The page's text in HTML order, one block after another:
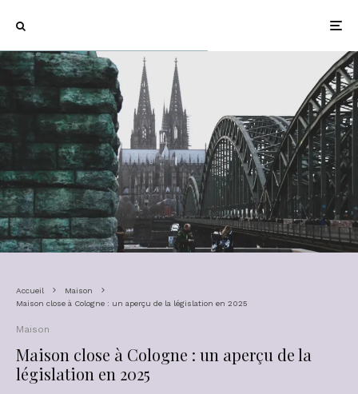
Accueil
Maison
Maison close à Cologne : un aperçu de la législation en 2025
Maison
Maison close à Cologne : un aperçu de la
législation en 2025